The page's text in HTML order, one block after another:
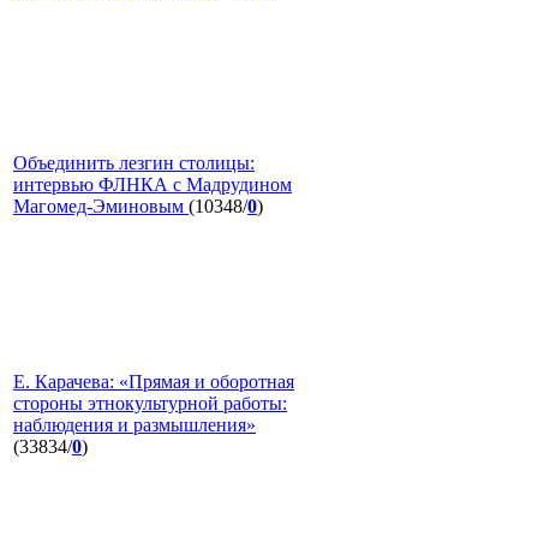
Объединить лезгин столицы:
интервью ФЛНКА с Мадрудином
Магомед-Эминовым (10348/0)
Е. Карачева: «Прямая и оборотная
стороны этнокультурной работы:
наблюдения и размышления»
(33834/0)